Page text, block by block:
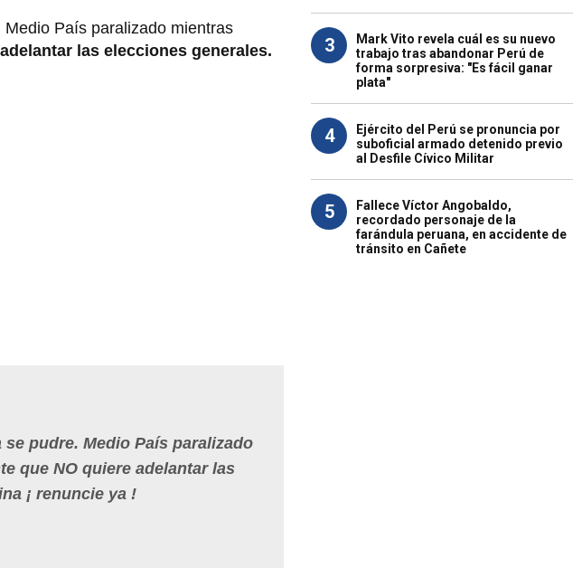
País paralizado mientras
las elecciones generales.
pudre. Medio País paralizado
que NO quiere adelantar las
¡ renuncie ya !
3
Mark Vito revela cuál es su nuevo
trabajo tras abandonar Perú de
forma sorpresiva: "Es fácil ganar
plata"
4
Ejército del Perú se pronuncia por
suboficial armado detenido previo
al Desfile Cívico Militar
5
Fallece Víctor Angobaldo,
recordado personaje de la
farándula peruana, en accidente de
tránsito en Cañete